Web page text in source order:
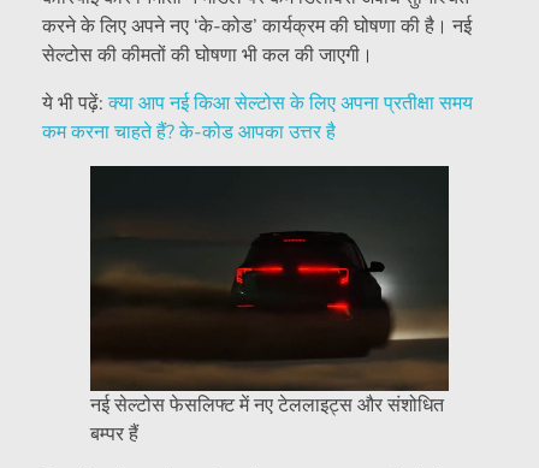
करने के लिए अपने नए ‘के-कोड’ कार्यक्रम की घोषणा की है। नई
सेल्टोस की कीमतों की घोषणा भी कल की जाएगी।
ये भी पढ़ें:क्या आप नई किआ सेल्टोस के लिए अपना प्रतीक्षा समय
कम करना चाहते हैं? के-कोड आपका उत्तर है
नई सेल्टोस फेसलिफ्ट में नए टेललाइट्स और संशोधित
बम्पर हैं